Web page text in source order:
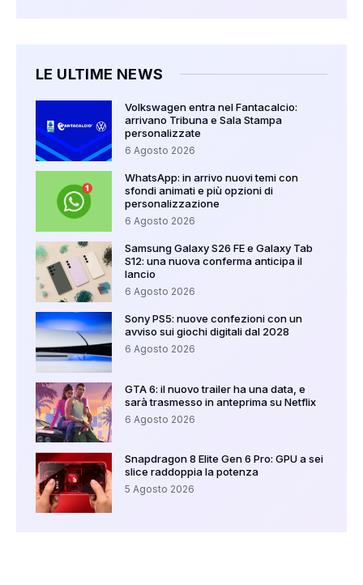
LE ULTIME NEWS
Volkswagen entra nel Fantacalcio:
arrivano Tribuna e Sala Stampa
personalizzate
6 Agosto 2026
WhatsApp: in arrivo nuovi temi con
sfondi animati e più opzioni di
personalizzazione
6 Agosto 2026
Samsung Galaxy S26 FE e Galaxy Tab
S12: una nuova conferma anticipa il
lancio
6 Agosto 2026
Sony PS5: nuove confezioni con un
avviso sui giochi digitali dal 2028
6 Agosto 2026
GTA 6: il nuovo trailer ha una data, e
sarà trasmesso in anteprima su Netflix
6 Agosto 2026
Snapdragon 8 Elite Gen 6 Pro: GPU a sei
slice raddoppia la potenza
5 Agosto 2026